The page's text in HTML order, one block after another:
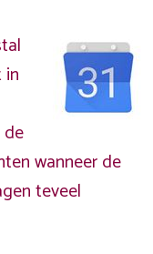
wanneer de
teveel